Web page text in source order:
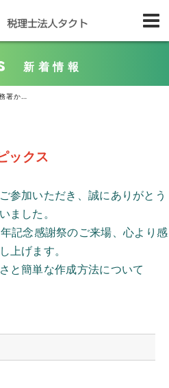
新着情報
税務署から届いた通知に間違いが？ 『不服申立て』の方法とは
ックス
参加いただき、誠にありがとう
ました。
記念感謝祭のご来場、心より感
上げます。
と簡単な作成方法について